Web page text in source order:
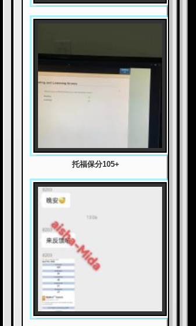
托福保分105+